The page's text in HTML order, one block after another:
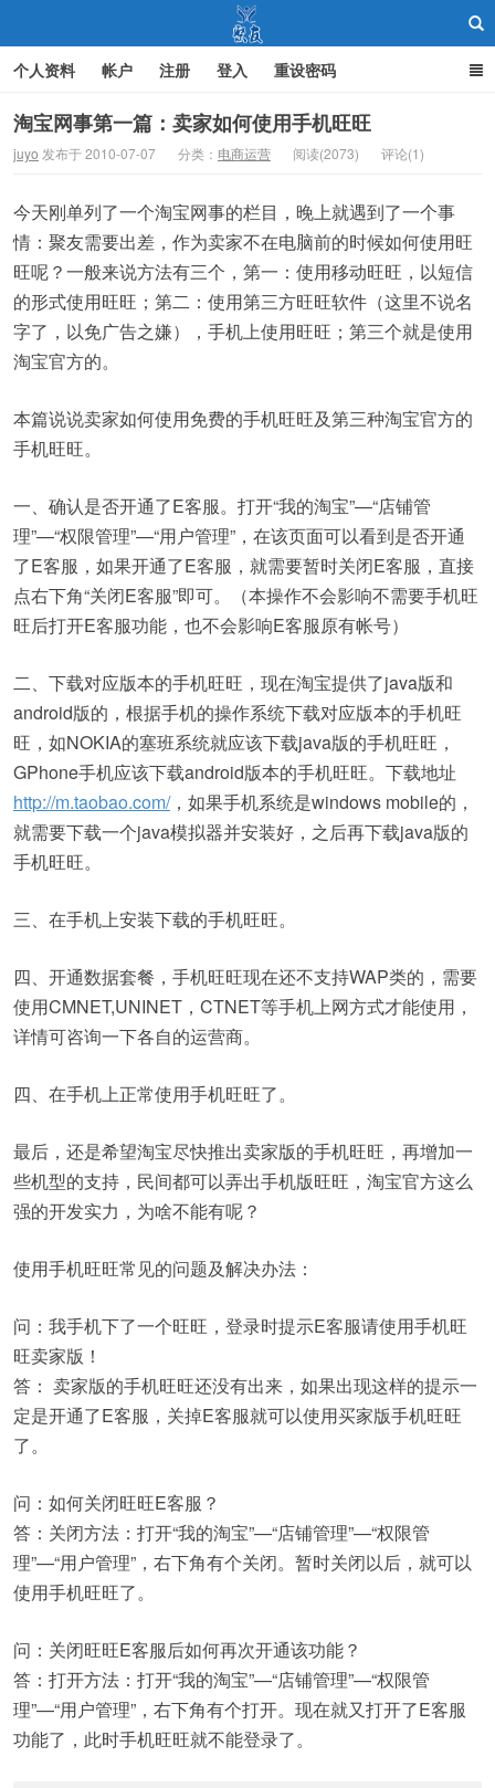
个人资料 帐户 注册 登入 重设密码
淘宝网事第一篇：卖家如何使用手机旺旺
juyo 发布于 2010-07-07 分类： 电商运营 阅读(2073) 评论(1)
今天刚单列了一个淘宝网事的栏目，晚上就遇到了一个事
情：聚友需要出差，作为卖家不在电脑前的时候如何使用旺
旺呢？一般来说方法有三个，第一：使用移动旺旺，以短信
的形式使用旺旺；第二：使用第三方旺旺软件（这里不说名
字了，以免广告之嫌），手机上使用旺旺；第三个就是使用
淘宝官方的。
本篇说说卖家如何使用免费的手机旺旺及第三种淘宝官方的
手机旺旺。
一、确认是否开通了E客服。打开“我的淘宝”—“店铺管
理”—“权限管理”—“用户管理”，在该页面可以看到是否开通
了E客服，如果开通了E客服，就需要暂时关闭E客服，直接
点右下角“关闭E客服”即可。（本操作不会影响不需要手机旺
旺后打开E客服功能，也不会影响E客服原有帐号）
二、下载对应版本的手机旺旺，现在淘宝提供了java版和
android版的，根据手机的操作系统下载对应版本的手机旺
旺，如NOKIA的塞班系统就应该下载java版的手机旺旺，
GPhone手机应该下载android版本的手机旺旺。下载地址
http://m.taobao.com/，如果手机系统是windows mobile的，
就需要下载一个java模拟器并安装好，之后再下载java版的
手机旺旺。
三、在手机上安装下载的手机旺旺。
四、开通数据套餐，手机旺旺现在还不支持WAP类的，需要
使用CMNET,UNINET，CTNET等手机上网方式才能使用，
详情可咨询一下各自的运营商。
四、在手机上正常使用手机旺旺了。
最后，还是希望淘宝尽快推出卖家版的手机旺旺，再增加一
些机型的支持，民间都可以弄出手机版旺旺，淘宝官方这么
强的开发实力，为啥不能有呢？
使用手机旺旺常见的问题及解决办法：
问：我手机下了一个旺旺，登录时提示E客服请使用手机旺
旺卖家版！
答： 卖家版的手机旺旺还没有出来，如果出现这样的提示一
定是开通了E客服，关掉E客服就可以使用买家版手机旺旺
了。
问：如何关闭旺旺E客服？
答：关闭方法：打开“我的淘宝”—“店铺管理”—“权限管
理”—“用户管理”，右下角有个关闭。暂时关闭以后，就可以
使用手机旺旺了。
问：关闭旺旺E客服后如何再次开通该功能？
答：打开方法：打开“我的淘宝”—“店铺管理”—“权限管
理”—“用户管理”，右下角有个打开。现在就又打开了E客服
功能了，此时手机旺旺就不能登录了。